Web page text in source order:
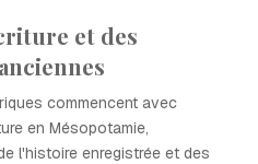
et des
commencent avec
en Mésopotamie,
l'histoire enregistrée et des